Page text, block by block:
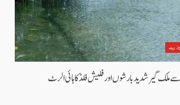
بیٹ
ملک گیر شدید بارشوں اور فلیش فلڈ کا ہائی الرٹ